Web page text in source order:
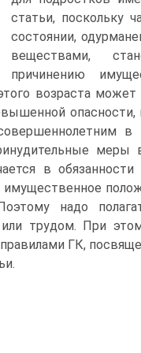
статьи, поскольку
состоянии,
веществами,
причинению
возраста
опасности,
меры
в
надо
трудом. При
ГК,